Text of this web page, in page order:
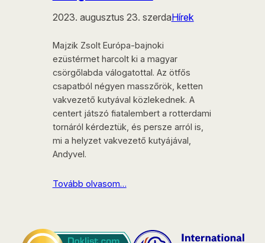
2023. augusztus 23. szerdaHírek
Majzik Zsolt Európa-bajnoki
ezüstérmet harcolt ki a magyar
csörgőlabda válogatottal. Az ötfős
csapatból négyen masszőrök, ketten
vakvezető kutyával közlekednek. A
centert játszó fiatalembert a rotterdami
tornáról kérdeztük, és persze arról is,
mi a helyzet vakvezető kutyájával,
Andyvel.
Tovább olvasom…